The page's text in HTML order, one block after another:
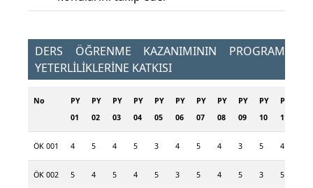
DERS ÖĞRENME KAZANIMININ PROGRAM
YETERLİLİKLERİNE KATKISI
No
PY
01
PY
02
PY
03
PY
04
PY
05
PY
06
PY
07
PY
08
PY
09
PY
10
PY
11
ÖK 001 4 5 4 5 3 4 5 4 3 5 4
ÖK 002 5 4 5 4 5 3 5 4 5 3 5